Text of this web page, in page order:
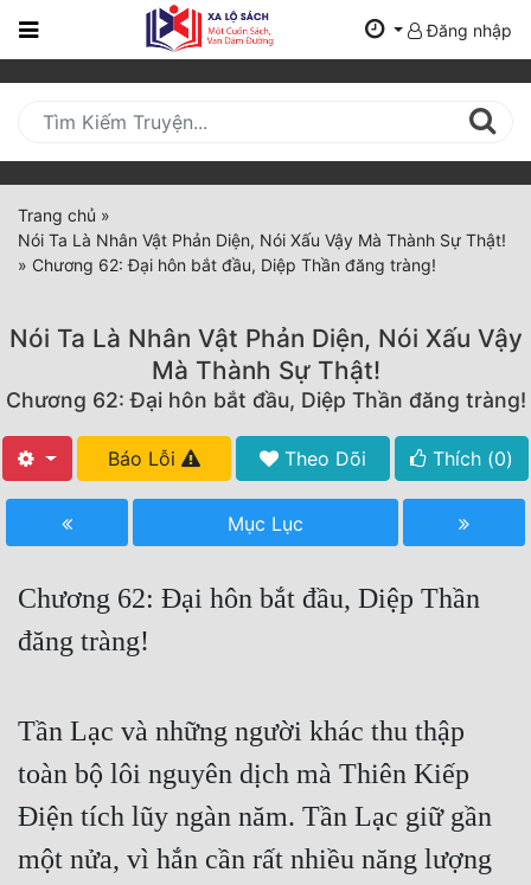
Trang
Mới
Cập
Nhật
(current)
BXH
Truyện Mới Ra
Hoàn Thành
Hậu Cung
Truyện Convert
Truyện ngắn
Xa Lộ Dịch
Đăng nhập
Trang chủ »
Nói Ta Là Nhân Vật Phản Diện, Nói Xấu Vậy Mà Thành Sự Thật!
» Chương 62: Đại hôn bắt đầu, Diệp Thần đăng tràng!
Nói Ta Là Nhân Vật Phản Diện, Nói Xấu Vậy
Mà Thành Sự Thật!
Chương 62: Đại hôn bắt đầu, Diệp Thần đăng tràng!
Báo Lỗi Theo Dõi Thích (0)
Mục Lục
Chương 62: Đại hôn bắt đầu, Diệp Thần
đăng tràng!
Tần Lạc và những người khác thu thập
toàn bộ lôi nguyên dịch mà Thiên Kiếp
Điện tích lũy ngàn năm. Tần Lạc giữ gần
một nửa, vì hắn cần rất nhiều năng lượng